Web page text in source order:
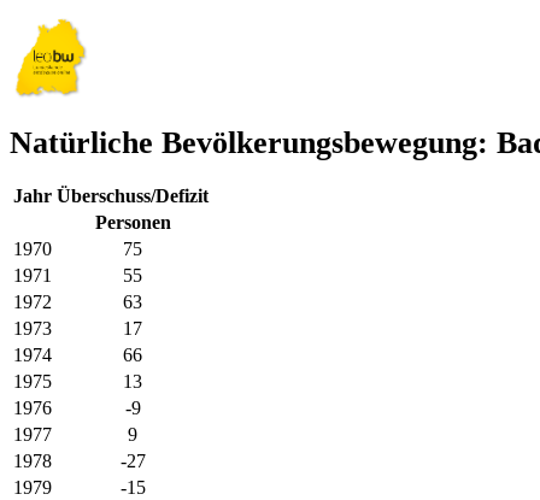
Natürliche Bevölkerungsbewegung:
Jahr Überschuss/Defizit
Personen
1970
75
1971
55
1972
63
1973
17
1974
66
1975
13
1976
-9
1977
9
1978
-27
1979
-15